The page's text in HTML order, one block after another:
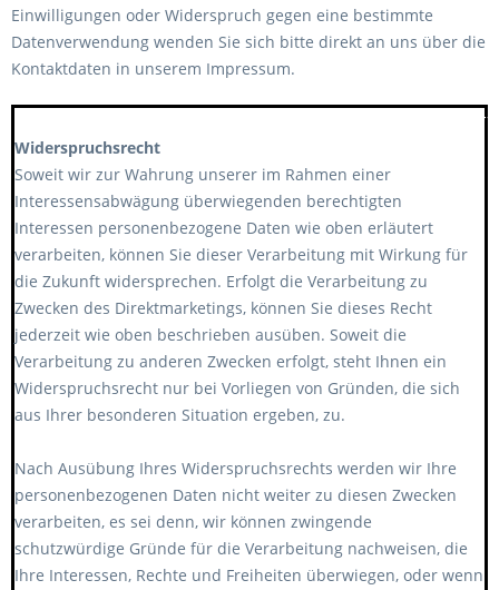
Einwilligungen oder Widerspruch gegen eine bestimmte
Datenverwendung wenden Sie sich bitte direkt an uns über die
Kontaktdaten in unserem Impressum.
Widerspruchsrecht
Soweit wir zur Wahrung unserer im Rahmen einer
Interessensabwägung überwiegenden berechtigten
Interessen personenbezogene Daten wie oben erläutert
verarbeiten, können Sie dieser Verarbeitung mit Wirkung für
die Zukunft widersprechen. Erfolgt die Verarbeitung zu
Zwecken des Direktmarketings, können Sie dieses Recht
jederzeit wie oben beschrieben ausüben. Soweit die
Verarbeitung zu anderen Zwecken erfolgt, steht Ihnen ein
Widerspruchsrecht nur bei Vorliegen von Gründen, die sich
aus Ihrer besonderen Situation ergeben, zu.
Nach Ausübung Ihres Widerspruchsrechts werden wir Ihre
personenbezogenen Daten nicht weiter zu diesen Zwecken
verarbeiten, es sei denn, wir können zwingende
schutzwürdige Gründe für die Verarbeitung nachweisen, die
Ihre Interessen, Rechte und Freiheiten überwiegen, oder wenn